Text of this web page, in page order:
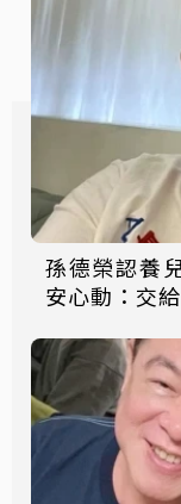
孫德榮認養
安心動：交